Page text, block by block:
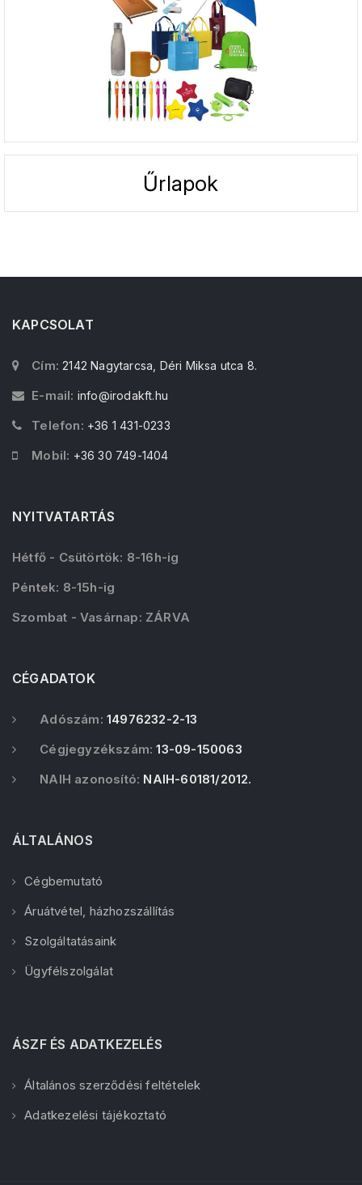
Űrlapok
KAPCSOLAT
Cím: 2142 Nagytarcsa, Déri Miksa utca 8.
E-mail: info@irodakft.hu
Telefon: +36 1 431-0233
Mobil: +36 30 749-1404
NYITVATARTÁS
Hétfő - Csütörtök: 8-16h-ig
Péntek: 8-15h-ig
Szombat - Vasárnap: ZÁRVA
CÉGADATOK
Adószám: 14976232-2-13
Cégjegyzékszám: 13-09-150063
NAIH azonosító: NAIH-60181/2012.
ÁLTALÁNOS
Cégbemutató
Áruátvétel, házhozszállítás
Szolgáltatásaink
Ügyfélszolgálat
ÁSZF ÉS ADATKEZELÉS
Általános szerződési feltételek
Adatkezelési tájékoztató